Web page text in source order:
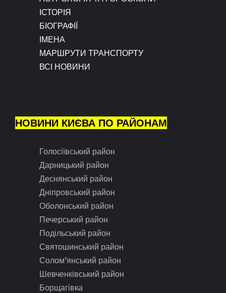
ІСТОРІЯ
БІОГРАФІЇ
ІМЕНА
МАРШРУТИ ТРАНСПОРТУ
ВСІ НОВИНИ
НОВИНИ КИЄВА ПО РАЙОНАМ
Голосіївський район
Дарницький район
Деснянський район
Дніпровський район
Оболонський район
Печерський район
Подільський район
Святошинський район
Солом’янський район
Шевченківський район
Борщагівка